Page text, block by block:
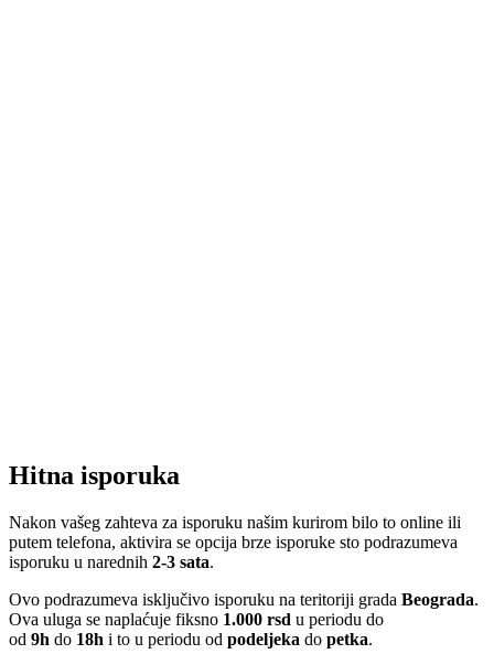
Hitna isporuka
Nakon vašeg zahteva za isporuku našim kurirom bilo to online ili
putem telefona, aktivira se opcija brze isporuke sto podrazumeva
isporuku u narednih 2-3 sata.
Ovo podrazumeva isključivo isporuku na teritoriji grada Beograda.
Ova uluga se naplaćuje fiksno 1.000 rsd u periodu do
od 9h do 18h i to u periodu od podeljeka do petka.